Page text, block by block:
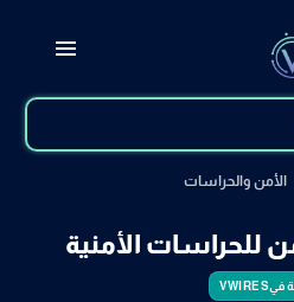
الأمن والحراسات
للحراسات الأمنية
فيVWIRES